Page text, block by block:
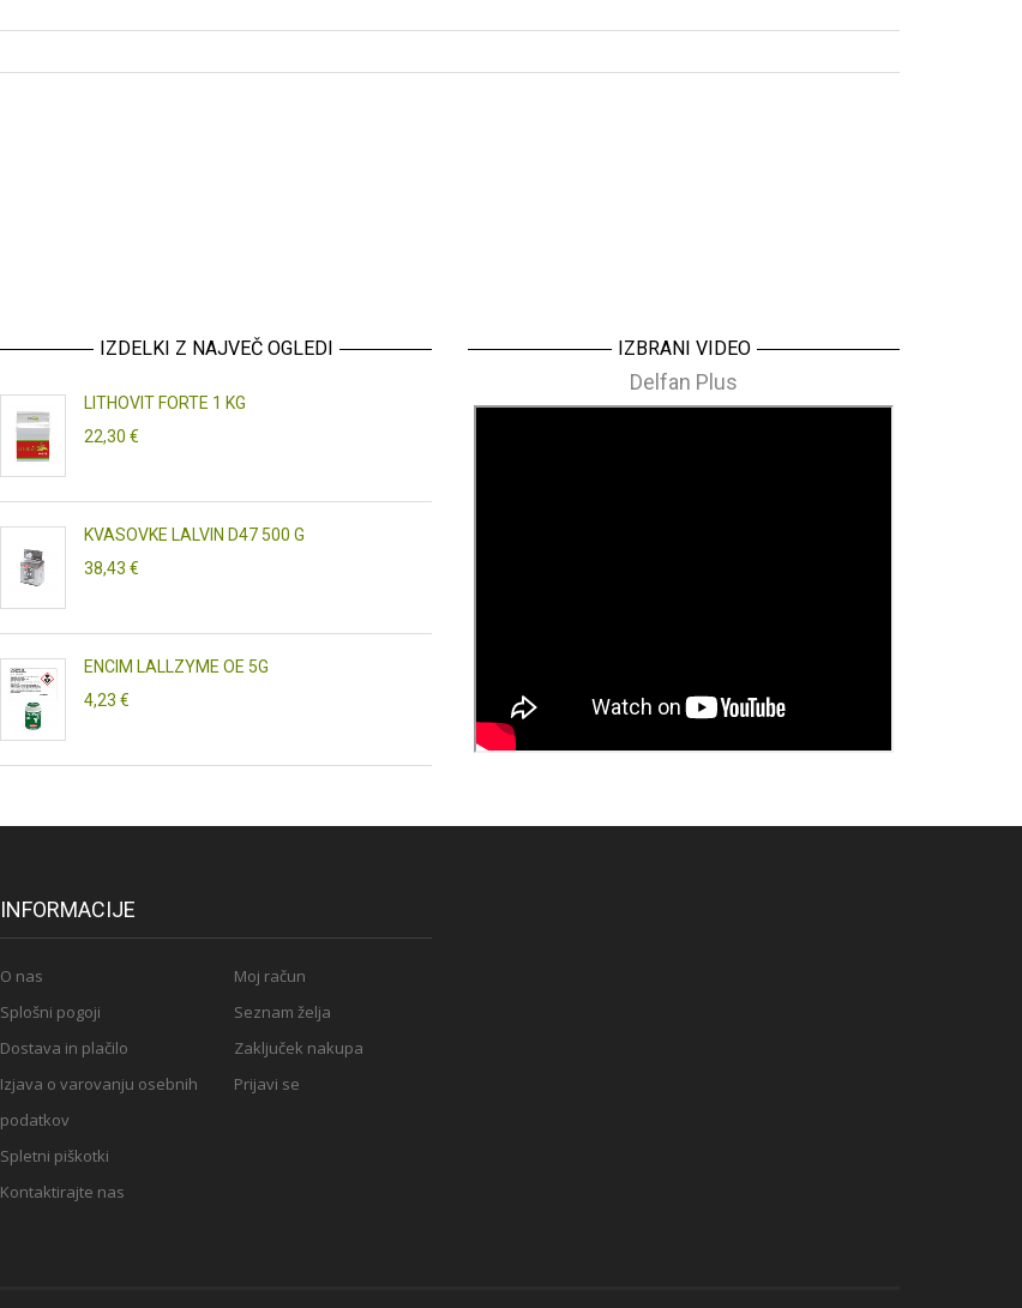
IZDELKI Z NAJVEČ OGLEDI
LITHOVIT FORTE 1 KG
22,30 €
KVASOVKE LALVIN D47 500 G
38,43 €
ENCIM LALLZYME OE 5G
4,23 €
IZBRANI VIDEO
Delfan Plus
INFORMACIJE
O nas
Splošni pogoji
Dostava in plačilo
Izjava o varovanju osebnih
podatkov
Spletni piškotki
Kontaktirajte nas
Moj račun
Seznam želja
Zaključek nakupa
Prijavi se